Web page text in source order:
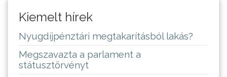
Kiemelt hírek
Nyugdíjpénztári megtakarításból lakás?
Megszavazta a parlament a
státusztörvényt